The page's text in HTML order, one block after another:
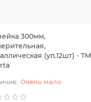
300мм,
(уп.12шт) - ТМ
Очень мало